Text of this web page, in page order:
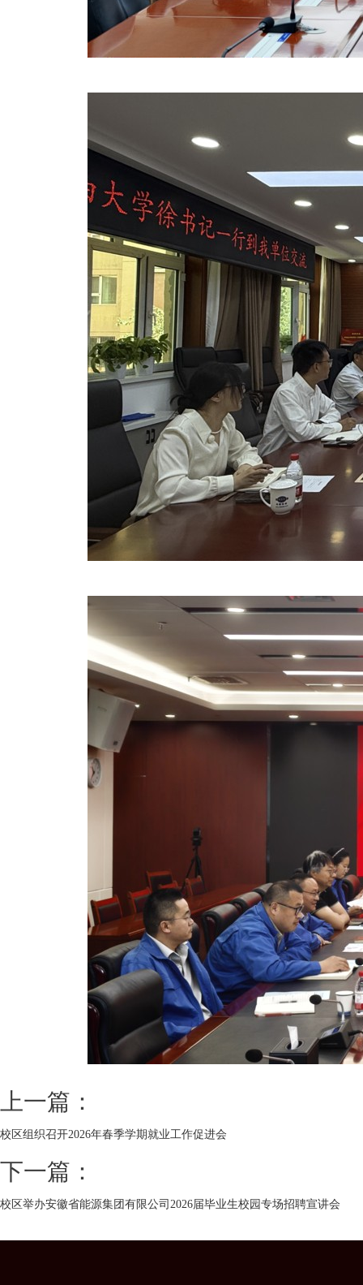
上一篇：
校区组织召开2026年春季学期就业工作促进会
下一篇：
校区举办安徽省能源集团有限公司2026届毕业生校园专场招聘宣讲会